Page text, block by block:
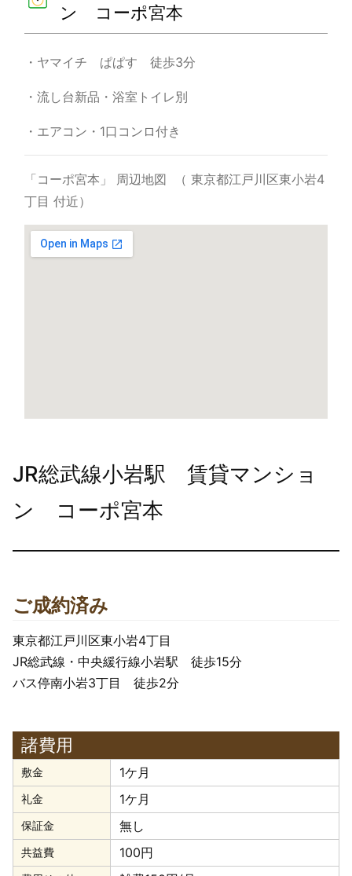
ン コーポ宮本
・ヤマイチ ぱぱす 徒歩3分
・流し台新品・浴室トイレ別
・エアコン・1口コンロ付き
「コーポ宮本」 周辺地図
（ 東京都江戸川区東小岩4
丁目 付近）
JR総武線小岩駅 賃貸マンショ
ン コーポ宮本
ご成約済み
東京都江戸川区東小岩4丁目
JR総武線・中央緩行線小岩駅 徒歩15分
バス停南小岩3丁目 徒歩2分
諸費用
敷金 1ケ月
礼金 1ケ月
保証金 無し
共益費 100円